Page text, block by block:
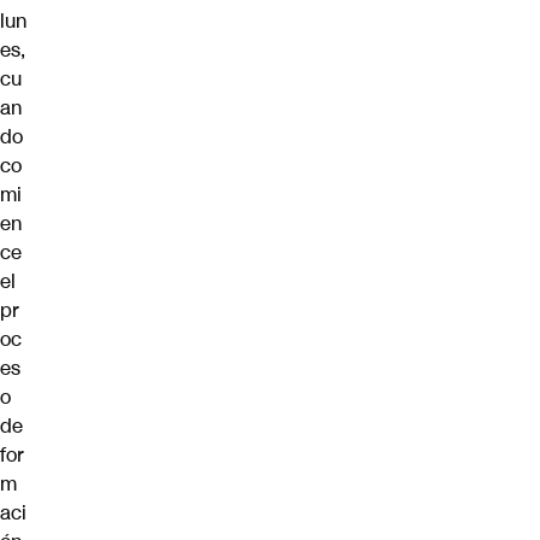
lun
es,
cu
an
do
co
mi
en
ce
el
pr
oc
es
o
de
for
m
aci